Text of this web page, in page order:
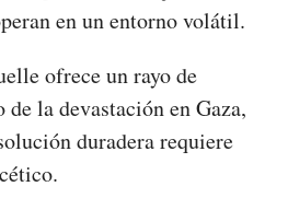
en un entorno volátil.
ofrece un rayo de
de la devastación en Gaza,
duradera requiere